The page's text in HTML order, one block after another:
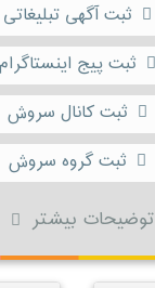
ثبت آگهی تبلیغاتی
ثبت پیج اینستاگرام
ثبت کانال سروش
ثبت گروه سروش
توضیحات بیشتر